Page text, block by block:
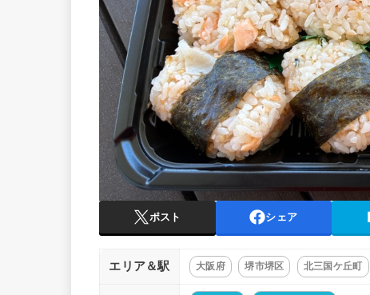
ポスト シェア
エリア＆駅 大阪府 堺市堺区 北三国ケ丘町